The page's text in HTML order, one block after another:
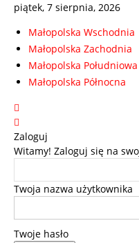
piątek, 7 sierpnia, 2026
Małopolska Wschodnia
Małopolska Zachodnia
Małopolska Południowa
Małopolska Północna
Zaloguj
Witamy! Zaloguj się na
Twoja nazwa użytkownika
Twoje hasło